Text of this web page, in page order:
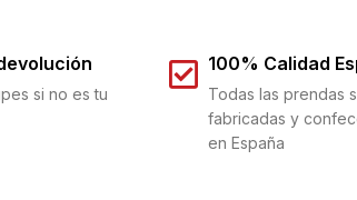
si no es tu
100% Calidad
Todas las prendas
fabricadas y
en España